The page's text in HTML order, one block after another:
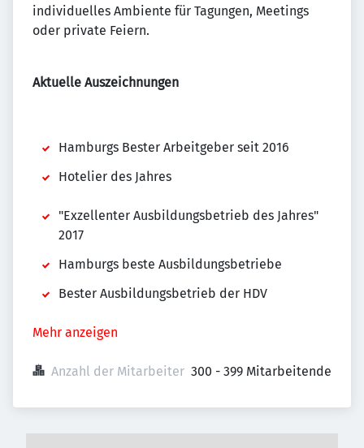
individuelles Ambiente für Tagungen, Meetings
oder private Feiern.
Aktuelle Auszeichnungen
Hamburgs Bester Arbeitgeber seit 2016
Hotelier des Jahres
"Exzellenter Ausbildungsbetrieb des Jahres"
2017
Hamburgs beste Ausbildungsbetriebe
Bester Ausbildungsbetrieb der HDV
Mehr anzeigen
Anzahl der Mitarbeiter 300 - 399 Mitarbeitende